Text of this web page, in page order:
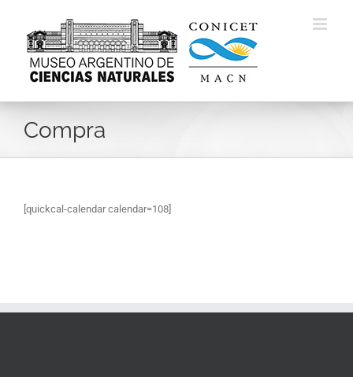
content
Compra
[quickcal-calendar calendar=108]